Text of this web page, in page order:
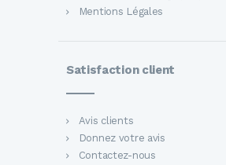
Mentions Légales
Satisfaction client
Avis clients
Donnez votre avis
Contactez-nous